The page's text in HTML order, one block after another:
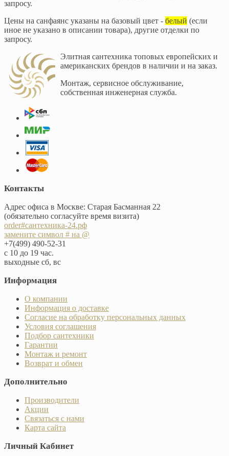
запросу.
Цены на санфаянс указаны на базовый цвет - белый (если
иное не указано в описании товара), другие отделки по
запросу.
Элитная сантехника топовых европейских и
американских брендов в наличии и на заказ.
Монтаж, сервисное обслуживание,
собственная инженерная служба.
Контакты
Адрес офиса в Москве: Старая Басманная 22
(обязательно согласуйте время визита)
order#сантехника-24.рф
замените символ # на @
+7(499) 490-52-31
с 10 до 19 час.
выходные сб, вс
Информация
О компании
Информация о доставке
Согласие на обработку персональных данных
Условия соглашения
Подбор сантехники
Гарантии
Монтаж и ремонт
Возврат и обмен
Дополнительно
Производители
Акции
Связаться с нами
Карта сайта
Личный Кабинет